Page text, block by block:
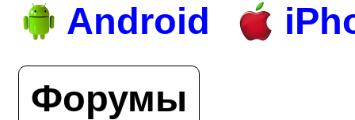
Android
Форумы